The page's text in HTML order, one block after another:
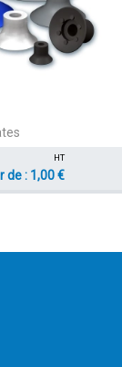
HT
de : 1,00 €